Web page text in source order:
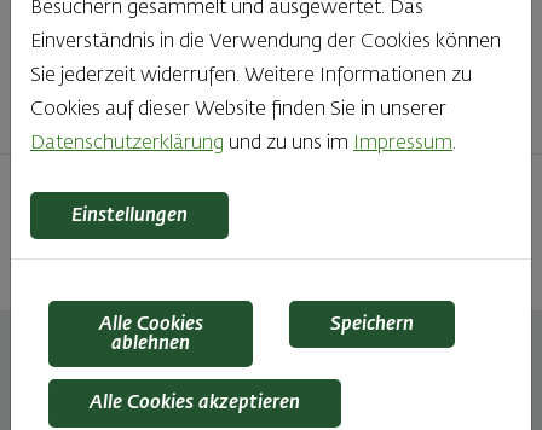
Namen auch verdient – das schmeckt man einfach!
Finden Sie Ihr Lieblingsprodukt
Produktsuche Filter
Besuchern gesammelt und ausgewertet. Das
Einverständnis in die Verwendung der Cookies können
Sie jederzeit widerrufen. Weitere Informationen zu
Cookies auf dieser Website finden Sie in unserer
Datenschutzerklärung und zu uns im Impressum.
Einstellungen
Alle Cookies
ablehnen
Speichern
Alle Cookies akzeptieren